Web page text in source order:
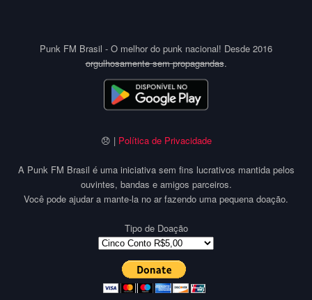
Punk FM Brasil - O melhor do punk nacional! Desde 2016
orgulhosamente sem propagandas.
😞 | Política de Privacidade
A Punk FM Brasil é uma iniciativa sem fins lucrativos mantida pelos
ouvintes, bandas e amigos parceiros.
Você pode ajudar a mante-la no ar fazendo uma pequena doação.
Tipo de Doação